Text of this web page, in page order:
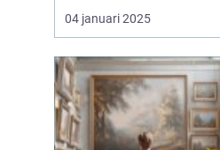
krav och standarder, och
det kan kännas
många. I Vällingby finns
det flera alternativ för att
ta ett pass...
04 januari 2025